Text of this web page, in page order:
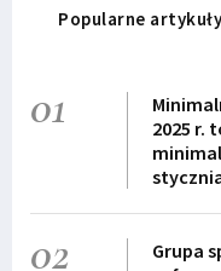
Popularne artykuły
01
2025 r.
02
Grupa